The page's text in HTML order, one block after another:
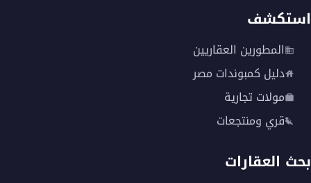
استكشف
المطورين العقاريين
دليل كمبوندات مصر
مولات تجارية
قري ومنتجعات
بحث العقارات